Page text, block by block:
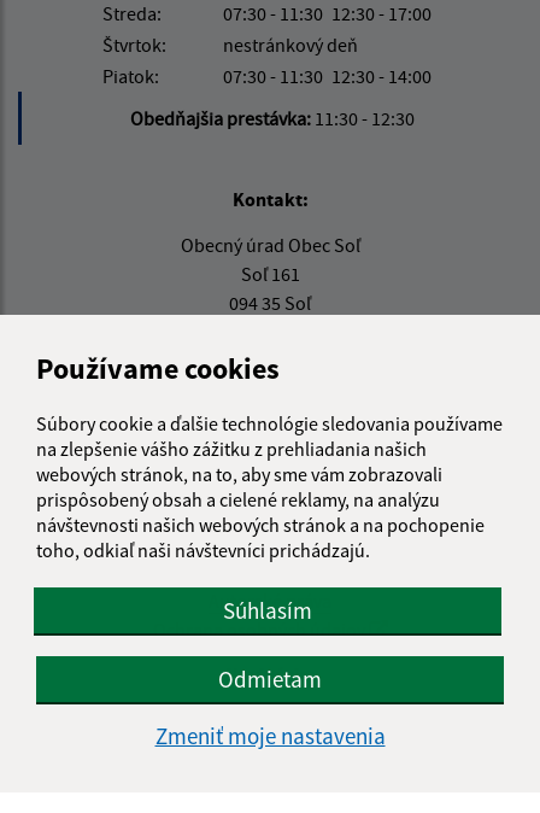
Používame cookies
Súbory cookie a ďalšie technológie sledovania používame
na zlepšenie vášho zážitku z prehliadania našich
webových stránok, na to, aby sme vám zobrazovali
prispôsobený obsah a cielené reklamy, na analýzu
návštevnosti našich webových stránok a na pochopenie
toho, odkiaľ naši návštevníci prichádzajú.
Súhlasím
Odmietam
Zmeniť moje nastavenia
Streda:
07:30 - 11:30 12:30 - 17:00
Štvrtok:
nestránkový deň
Piatok:
07:30 - 11:30 12:30 - 14:00
Obedňajšia prestávka: 11:30 - 12:30
Kontakt:
Obecný úrad Obec Soľ
Soľ 161
094 35 Soľ
info@obecsol.sk
+421 574 496 423
IČO: 00332861
Informácie o stránke:
Autorské práva
Ochrana osobných údajov
Navigácia:
Vytlačiť aktuálnu stránku
Mapa stránok